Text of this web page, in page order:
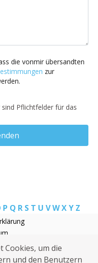
die vonmir übersandten
zur
Pflichtfelder für das
P Q R S T U VWXY Z
Cookies, um die
und den Benutzern